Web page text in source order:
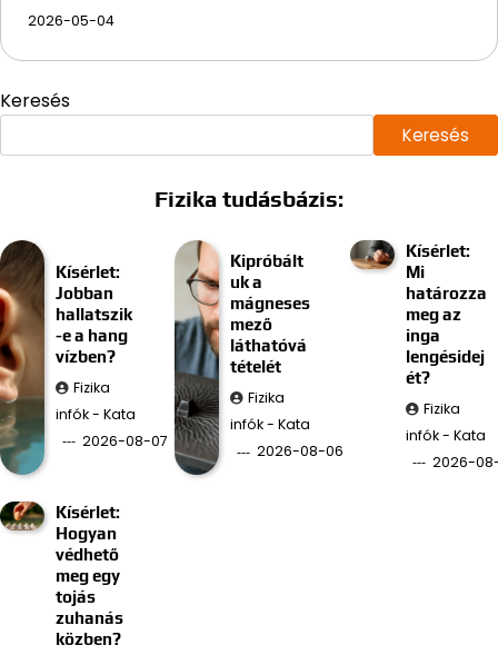
2026-05-04
Keresés
Keresés
Fizika tudásbázis:
Kísérlet:
Jobban
hallatszik
-e a hang
vízben?
Fizika
infók - Kata
2026-08-07
Kipróbált
uk a
mágneses
mező
láthatóvá
tételét
Fizika
infók - Kata
2026-08-06
Kísérlet:
Mi
határozza
meg az
inga
lengésidej
ét?
Fizika
infók - Kata
2026-
Kísérlet:
Hogyan
védhető
meg egy
tojás
zuhanás
közben?